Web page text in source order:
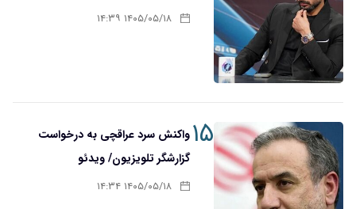
۱۴۰۵/۰۵/۱۸ ۱۴:۳۹
۱۵واکنش سرد عراقچی به درخواست
گزارشگر تلویزیون/ ویدئو
۱۴۰۵/۰۵/۱۸ ۱۴:۳۴